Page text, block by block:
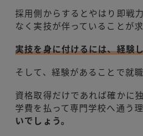
採用側からするとやはり即戦
なく実技が伴っていることが求
実技を身に付けるには、経験
そして、経験があることで就
資格取得だけであれば確かに
学費を払って専門学校へ通う
いでしょう。